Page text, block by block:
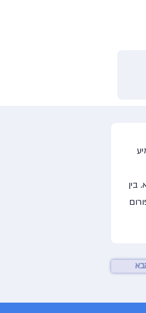
בין